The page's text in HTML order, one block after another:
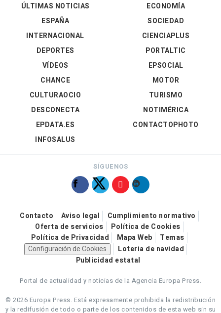
ÚLTIMAS NOTICIAS
ESPAÑA
INTERNACIONAL
DEPORTES
VÍDEOS
ECONOMÍA
SOCIEDAD
CIENCIAPLUS
PORTALTIC
EPSOCIAL
CHANCE
CULTURAOCIO
DESCONECTA
EPDATA.ES
INFOSALUS
MOTOR
TURISMO
NOTIMÉRICA
CONTACTOPHOTO
SÍGUENOS
Contacto Aviso legal
Cumplimiento normativo
Oferta de servicios
Política de Cookies
Política de Privacidad
Mapa Web
Temas
Configuración de Cookies
Loteria de navidad
Publicidad estatal
Portal de actualidad y noticias de la Agencia Europa Press.
© 2026 Europa Press. Está expresamente prohibida la redistribución
y la redifusión de todo o parte de los contenidos de esta web sin su